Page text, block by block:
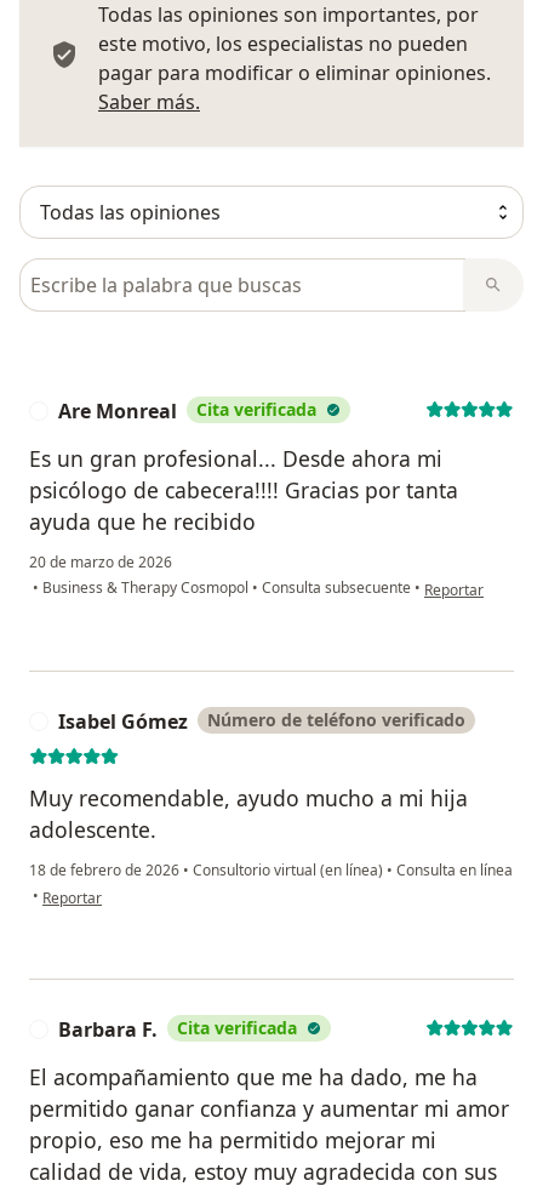
Todas las opiniones son importantes, por
este motivo, los especialistas no pueden
pagar para modificar o eliminar opiniones.
Saber más.
Busca en opiniones
Are Monreal Cita verificada
Es un gran profesional... Desde ahora mi
psicólogo de cabecera!!!! Gracias por tanta
ayuda que he recibido
20 de marzo de 2026
• Business & Therapy Cosmopol • Consulta subsecuente • en opinión del
Reportar
Isabel Gómez Número de teléfono verificado
Muy recomendable, ayudo mucho a mi hija
adolescente.
18 de febrero de 2026 • Consultorio virtual (en línea) • Consulta en línea
• en opinión del usuario Isabel Gómez
Reportar
Barbara F. Cita verificada
El acompañamiento que me ha dado, me ha
permitido ganar confianza y aumentar mi amor
propio, eso me ha permitido mejorar mi
calidad de vida, estoy muy agradecida con sus